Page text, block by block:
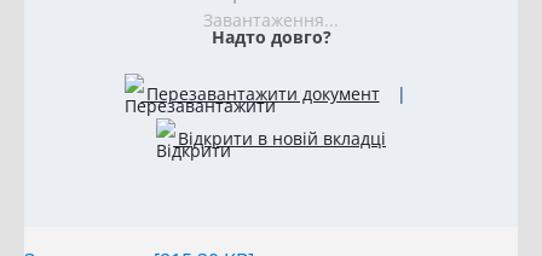
Завантаження...
Надто довго?
Перезавантажити документ
|
Відкрити в новій вкладці